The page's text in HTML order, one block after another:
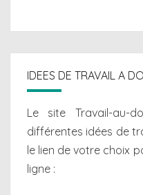
IDEES DE TRAVAIL A
Le site Travail-au-
différentes idées de
le lien de votre choix
ligne :